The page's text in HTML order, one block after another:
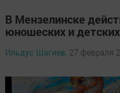
В Мензелинске
юношеских и
Ильдус Шагиев, 27 февраля